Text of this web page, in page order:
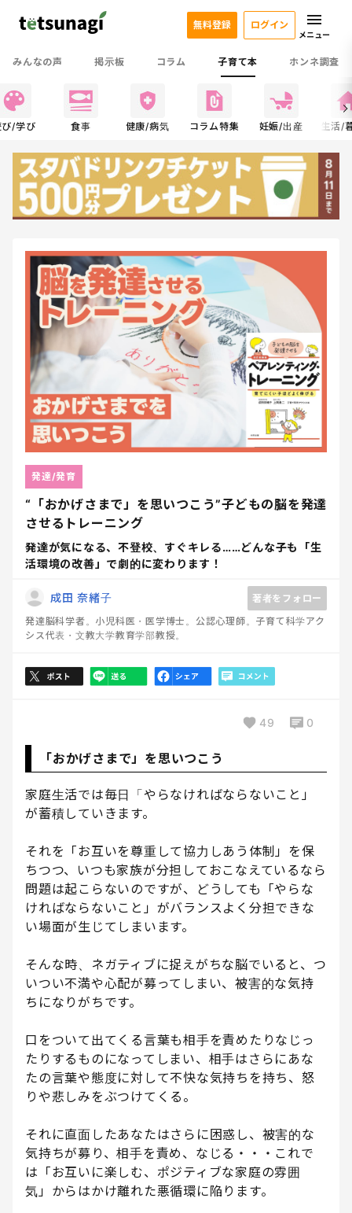
みんなの声 掲示板 コラム 子育て本 ホンネ調査
無料登録 ログイン
メニュー
び/学び 食事 健康/病気 コラム特集 妊娠/出産 生活/
“「おかげさまで」を思いつこう”子どもの脳を発達
させるトレーニング
発達が気になる、不登校、すぐキレる……どんな子も「生
活環境の改善」で劇的に変わります！
発達/発育
成田 奈緒子
著者をフォロー
発達脳科学者。小児科医・医学博士。公認心理師。子育て科学アク
シス代表・文教大学教育学部教授。
49 0
「おかげさまで」を思いつこう
家庭生活では毎日「やらなければならないこと」
が蓄積していきます。
それを「お互いを尊重して協力しあう体制」を保
ちつつ、いつも家族が分担しておこなえているなら
問題は起こらないのですが、どうしても「やらな
ければならないこと」がバランスよく分担できな
い場面が生じてしまいます。
そんな時、ネガティブに捉えがちな脳でいると、つ
いつい不満や心配が募ってしまい、被害的な気持
ちになりがちです。
口をついて出てくる言葉も相手を責めたりなじっ
たりするものになってしまい、相手はさらにあな
たの言葉や態度に対して不快な気持ちを持ち、怒
りや悲しみをぶつけてくる。
それに直面したあなたはさらに困惑し、被害的な
気持ちが募り、相手を責め、なじる・・・これで
は「お互いに楽しむ、ポジティブな家庭の雰囲
気」からはかけ離れた悪循環に陥ります。